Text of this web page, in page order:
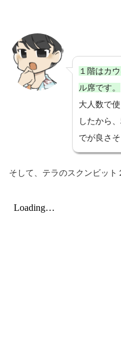
１階はカ
ル席です。
大人数で
したから
でが良さ
そして、テラのスクンビット